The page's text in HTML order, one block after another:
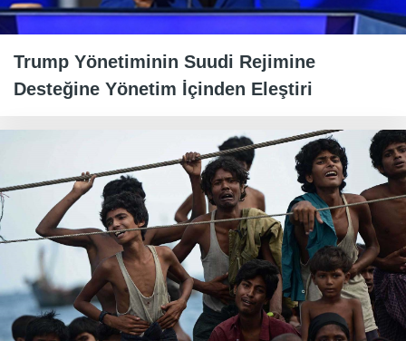
Trump Yönetiminin Suudi Rejimine
Desteğine Yönetim İçinden Eleştiri